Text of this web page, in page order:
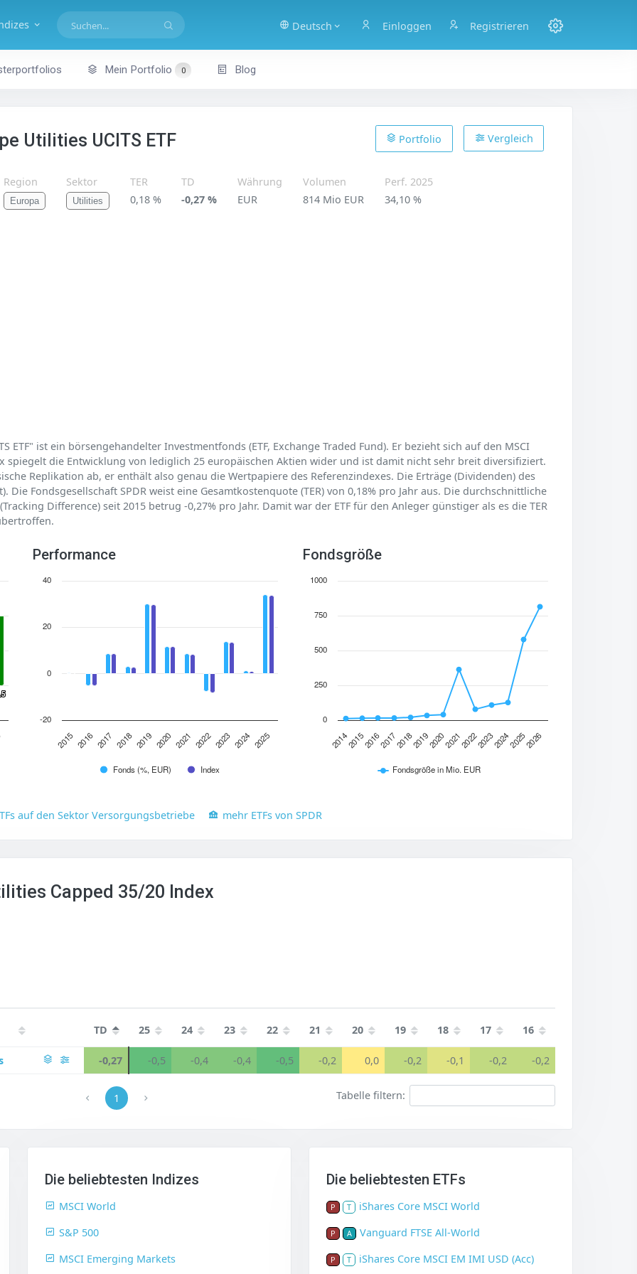
Deutsch Einloggen Registrieren
Mein Portfolio 0 Blog
Utilities UCITS ETF Vergleich
Portfolio
Region
Europa
Sektor
Utilities
TER
0,18 %
TD
-0,27 %
Währung
EUR
Volumen
814 Mio EUR
Perf. 2025
34,10 %
ETF" ist ein börsengehandelter Investmentfonds (ETF, Exchange Traded Fund). Er bezieht sich auf den MSCI
spiegelt die Entwicklung von lediglich 25 europäischen Aktien wider und ist damit nicht sehr breit diversifiziert.
Replikation ab, er enthält also genau die Wertpapiere des Referenzindexes. Die Erträge (Dividenden) des
Die Fondsgesellschaft SPDR weist eine Gesamtkostenquote (TER) von 0,18% pro Jahr aus. Die durchschnittliche
Difference) seit 2015 betrug -0,27% pro Jahr. Damit war der ETF für den Anleger günstiger als es die TER
Performance
Fonds (%, EUR) Index
2015 2016 2017 2018 2019 2020 2021 2022 2023 2024 2025
-20
0
20
40
Fondsgröße
Fondsgröße in Mio. EUR
2014201520162017201820192020202120222023202420252026
0
250
500
750
1000
auf den Sektor Versorgungsbetriebe mehr ETFs von SPDR
Capped 35/20 Index
TD 25 24 23 22 21 20 19 18 17 16
-0,27 -0,5 -0,4 -0,4 -0,5 -0,2 0,0 -0,2 -0,1 -0,2 -0,2
Tabelle filtern:
1
Die beliebtesten Indizes
MSCI World
S&P 500
MSCI Emerging Markets
Die beliebtesten ETFs
P T iShares Core MSCI World
P A Vanguard FTSE All-World
P T iShares Core MSCI EM IMI USD (Acc)